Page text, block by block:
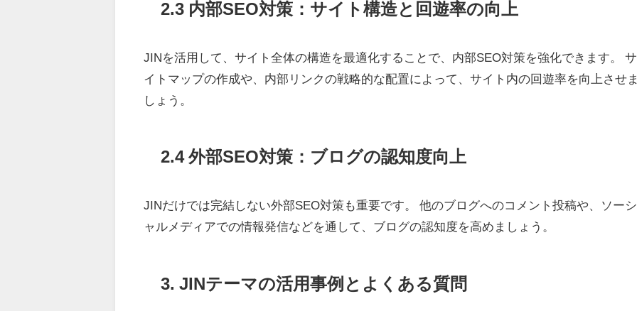
2.3 内部SEO対策：サイト構造と回遊率の向上
JINを活用して、サイト全体の構造を最適化することで、内部SEO対策を強化できます。 サ
イトマップの作成や、内部リンクの戦略的な配置によって、サイト内の回遊率を向上させ
しょう。
2.4 外部SEO対策：ブログの認知度向上
JINだけでは完結しない外部SEO対策も重要です。 他のブログへのコメント投稿や、ソーシ
ャルメディアでの情報発信などを通して、ブログの認知度を高めましょう。
3. JINテーマの活用事例とよくある質問